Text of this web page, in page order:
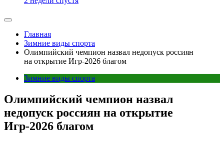
Главная
Зимние виды спорта
Олимпийский чемпион назвал недопуск россиян
на открытие Игр-2026 благом
Зимние виды спорта
Олимпийский чемпион назвал
недопуск россиян на открытие
Игр-2026 благом